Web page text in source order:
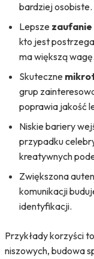
bardziej osobiste.
Lepsze zaufanie
kto jest
ma większą wagę.
Skuteczne
grup
poprawia jakość
Niskie bariery
przypadku
kreatywnych
Zwiększona
komunikacji
identyfikacji.
Przykłady korzyści
niszowych, budowa